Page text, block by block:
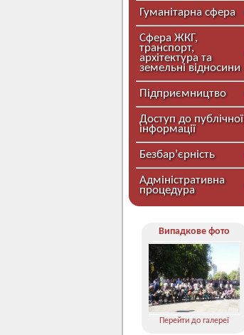
Гуманітарна сфера
Сфера ЖКГ,
транспорт,
архітектура та
земельні відносини
Підприємництво
Доступ до публічної
інформації
Безбар’єрність
Адміністративна
процедура
Випадкове фото
Перейти до галереї